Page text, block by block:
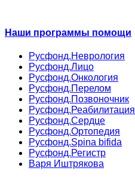
Наши программы помощи
Русфонд.Неврология
Русфонд.Лицо
Русфонд.Онкология
Русфонд.Перелом
Русфонд.Позвоночник
Русфонд.Реабилитация
Русфонд.Сердце
Русфонд.Ортопедия
Русфонд.Spina bifida
Русфонд.Регистр
Варя Иштрякова